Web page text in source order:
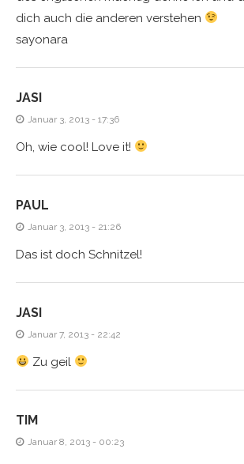
dich auch die anderen verstehen
sayonara
JASI
Januar 3, 2013 - 17:36
Oh, wie cool! Love it!
PAUL
Januar 3, 2013 - 21:26
Das ist doch Schnitzel!
JASI
Januar 7, 2013 - 22:42
Zu geil
TIM
Januar 8, 2013 - 00:23